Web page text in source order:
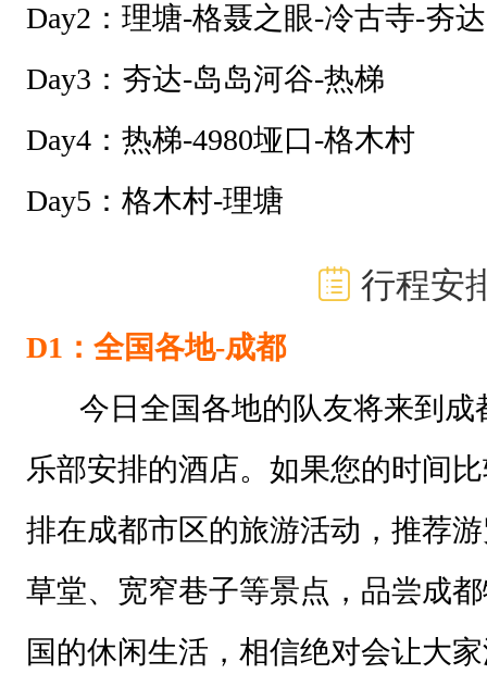
Day2：理塘-格聂之眼-冷古寺-夯达
Day3：夯达-岛岛河谷-热梯
Day4：热梯-4980垭口-格木村
Day5：格木村-理塘
行程安
D1：全国各地-成都
今日全国各地的队友将来到成
乐部安排的酒店。如果您的时间
排在成都市区的旅游活动，推荐
草堂、宽窄巷子等景点，品尝成
国的休闲生活，相信绝对会让大